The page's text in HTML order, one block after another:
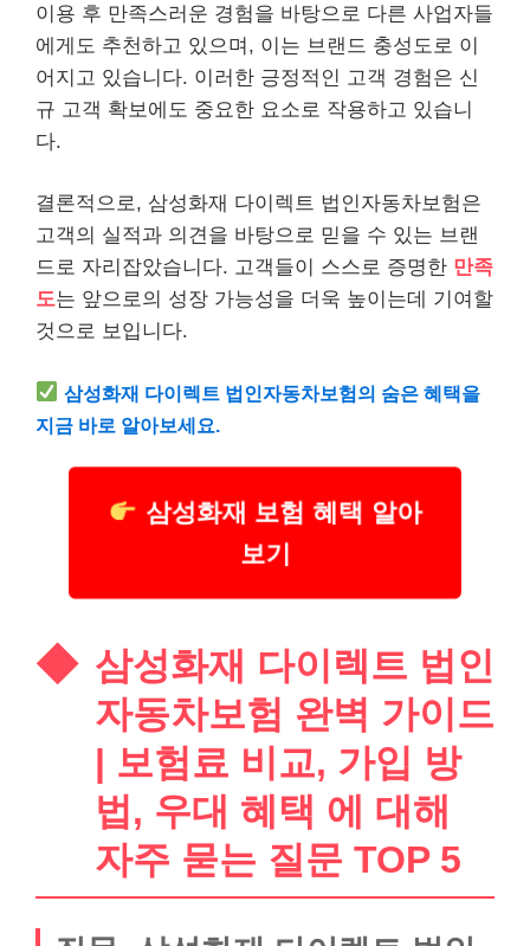
이용 후 만족스러운 경험을 바탕으로 다른 사업자들
에게도 추천하고 있으며, 이는 브랜드 충성도로 이
어지고 있습니다. 이러한 긍정적인 고객 경험은 신
규 고객 확보에도 중요한 요소로 작용하고 있습니
다.
결론적으로, 삼성화재 다이렉트 법인자동차보험은
고객의 실적과 의견을 바탕으로 믿을 수 있는 브랜
드로 자리잡았습니다. 고객들이 스스로 증명한 만족
도는 앞으로의 성장 가능성을 더욱 높이는데 기여할
것으로 보입니다.
삼성화재 다이렉트 법인자동차보험의 숨은 혜택을
지금 바로 알아보세요.
삼성화재 보험 혜택 알아
보기
삼성화재 다이렉트 법인
자동차보험 완벽 가이드
| 보험료 비교, 가입 방
법, 우대 혜택 에 대해
자주 묻는 질문 TOP 5